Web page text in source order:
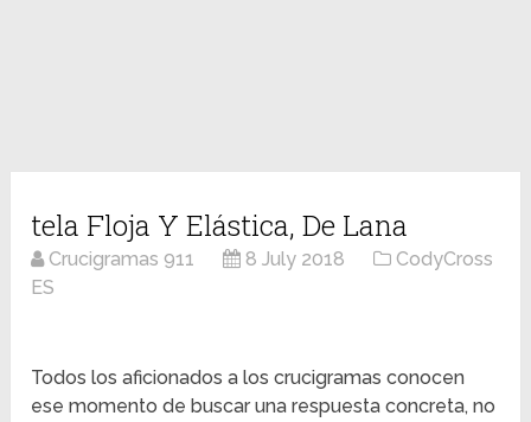
tela Floja Y Elástica, De Lana
Crucigramas 911 8 July 2018
CodyCross
ES
Todos los aficionados a los crucigramas conocen
ese momento de buscar una respuesta concreta, no